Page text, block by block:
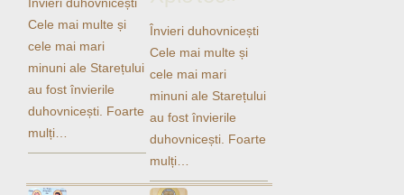
Ηχητικά
Cele mai multe și
cele mai mari
minuni ale Starețului
au fost învierile
duhovnicești. Foarte
mulți…
Învieri duhovnicești
Cele mai multe și
cele mai mari
minuni ale Starețului
au fost învierile
duhovnicești. Foarte
mulți…